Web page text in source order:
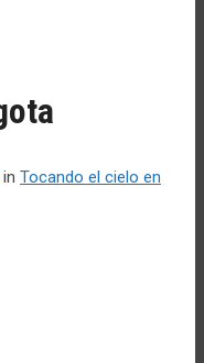
in Tocando el cielo en